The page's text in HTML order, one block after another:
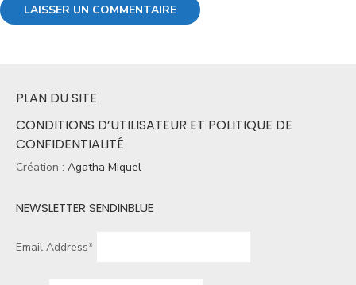
PLAN DU SITE
CONDITIONS D’UTILISATEUR ET POLITIQUE DE
CONFIDENTIALITÉ
Création : Agatha Miquel
NEWSLETTER SENDINBLUE
Email Address*